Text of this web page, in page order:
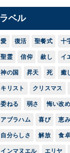
ラベル
愛 復活 聖餐式 十
聖霊 信仰 赦し イ
神の国 昇天 死 癒
キリスト クリスマス
委ねる 弱さ 悔い改め
アブラハム 喜び 恵み
自分らしさ 解放 食卓
インマヌエル エリヤ